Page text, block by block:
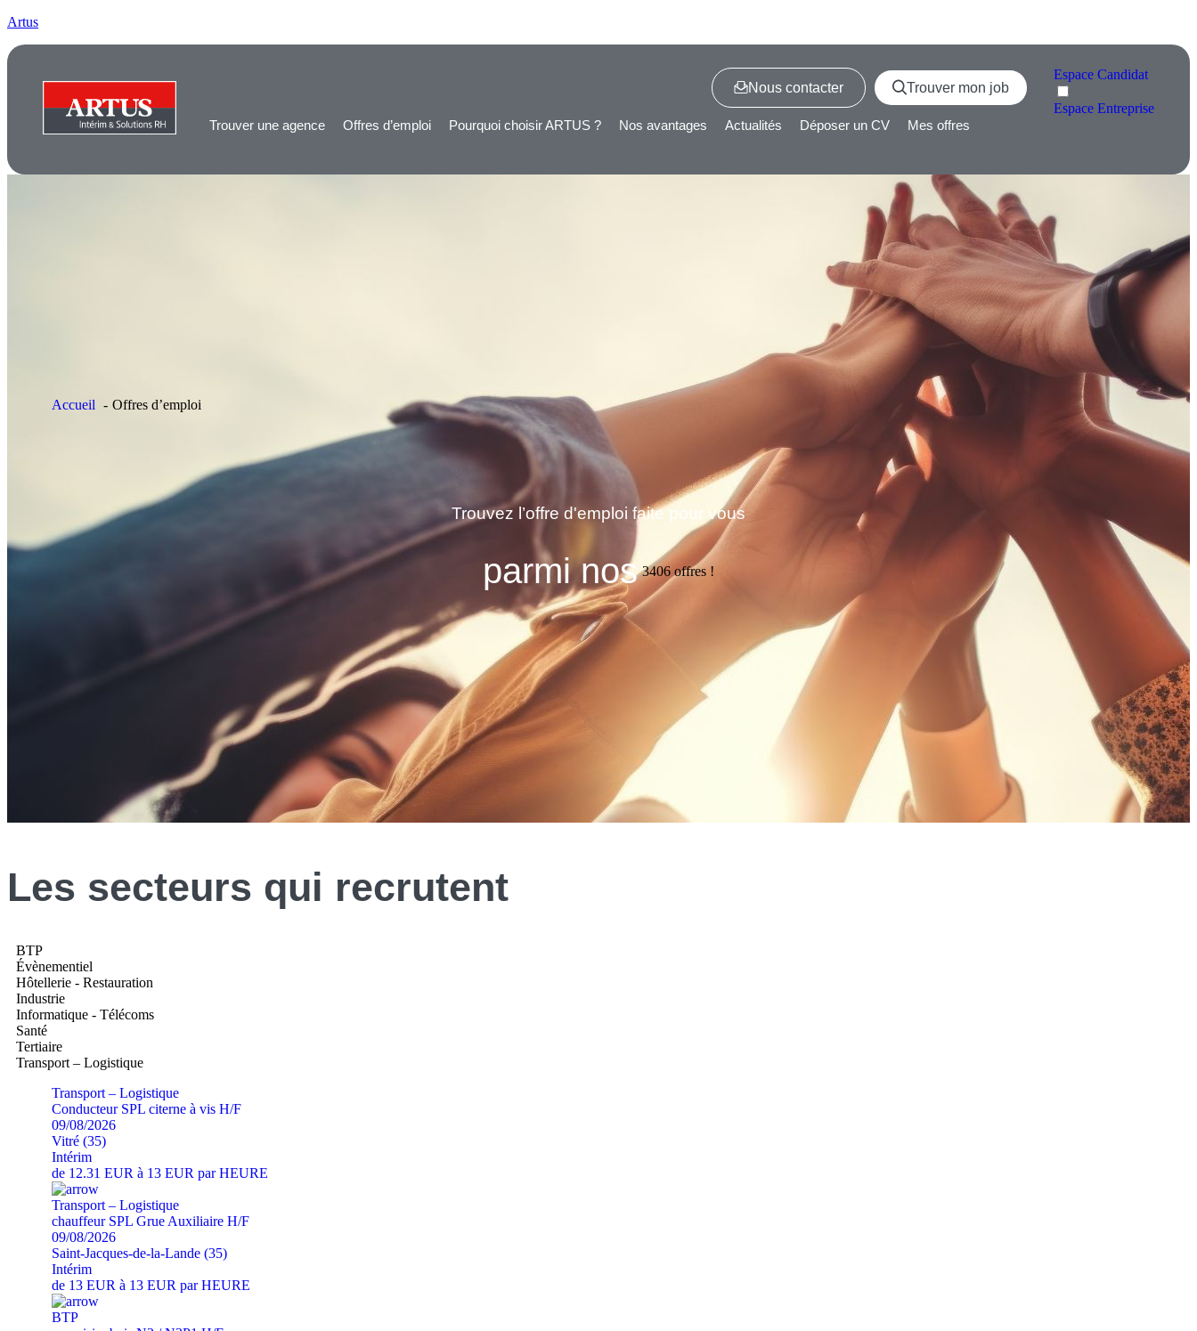
Artus
Nous contacter Trouver mon job
EspaceCandidat
EspaceEntreprise
Trouver une agence
Offres d’emploi Pourquoi choisir ARTUS ? Nos avantages Actualités Déposer un CV Mes offres
Accueil Offres d’emploi
Trouvez l’offre d'emploi faite pour vous
parmi nos 3406 offres !
Les secteurs qui recrutent
BTP
Évènementiel
Hôtellerie - Restauration
Industrie
Informatique - Télécoms
Santé
Tertiaire
Transport – Logistique
Transport – Logistique
Conducteur SPL citerne à vis H/F
09/08/2026
Vitré (35)
Intérim
de 12.31 EUR à 13 EUR par HEURE
Transport – Logistique
chauffeur SPL Grue Auxiliaire H/F
09/08/2026
Saint-Jacques-de-la-Lande (35)
Intérim
de 13 EUR à 13 EUR par HEURE
BTP